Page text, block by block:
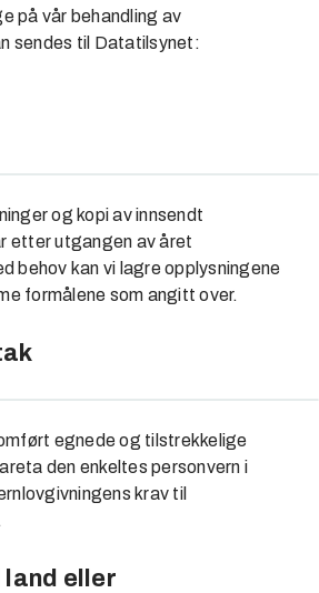
på vår behandling av
sendes til Datatilsynet:
og kopi av innsendt
etter utgangen av året
behov kan vi lagre opplysningene
formålene som angitt over.
egnede og tilstrekkelige
den enkeltes personvern i
krav til
eller